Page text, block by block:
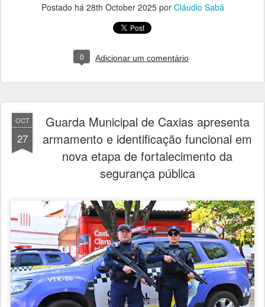
Postado há 28th October 2025por Cláudio Sabá
0 Adicionar um comentário
OCT
27
Guarda Municipal de Caxias apresenta
armamento e identificação funcional em
nova etapa de fortalecimento da
segurança pública